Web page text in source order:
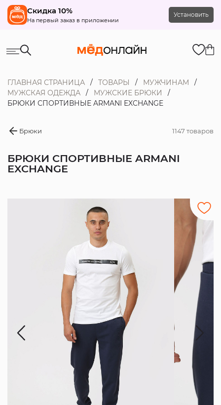
Скидка 10%
На первый заказ в приложении
Установить
ГЛАВНАЯ СТРАНИЦА ТОВАРЫ
МУЖЧИНАМ
МУЖСКАЯ ОДЕЖДА
МУЖСКИЕ БРЮКИ
БРЮКИ СПОРТИВНЫЕ ARMANI EXCHANGE
Брюки 1147 товаров
БРЮКИ СПОРТИВНЫЕ ARMANI
EXCHANGE